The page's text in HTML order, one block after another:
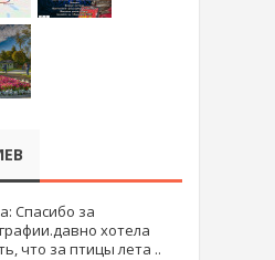
Спасибо за
хотела
что за птицы лета ..